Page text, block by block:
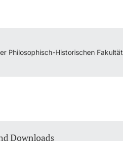
Philosophisch-Historischen Fakultät
Downloads